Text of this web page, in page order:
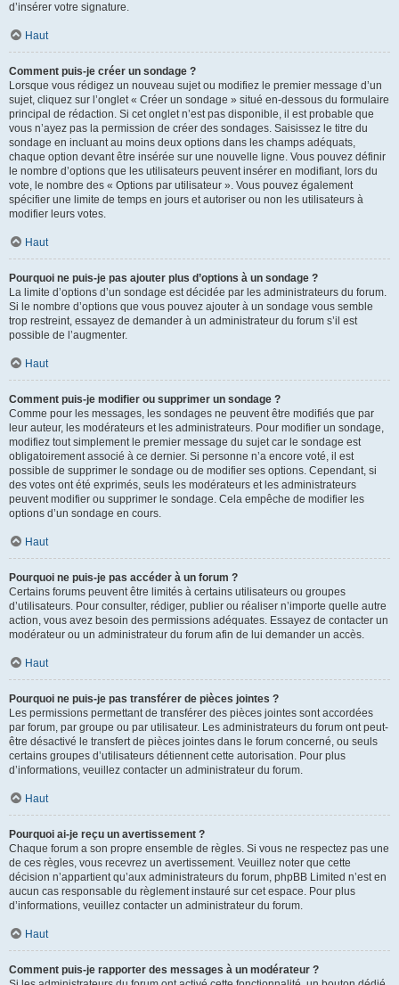
d’insérer votre signature.
Haut
Comment puis-je créer un sondage ?
Lorsque vous rédigez un nouveau sujet ou modifiez le premier message d’un
sujet, cliquez sur l’onglet « Créer un sondage » situé en-dessous du formulaire
principal de rédaction. Si cet onglet n’est pas disponible, il est probable que
vous n’ayez pas la permission de créer des sondages. Saisissez le titre du
sondage en incluant au moins deux options dans les champs adéquats,
chaque option devant être insérée sur une nouvelle ligne. Vous pouvez définir
le nombre d’options que les utilisateurs peuvent insérer en modifiant, lors du
vote, le nombre des « Options par utilisateur ». Vous pouvez également
spécifier une limite de temps en jours et autoriser ou non les utilisateurs à
modifier leurs votes.
Haut
Pourquoi ne puis-je pas ajouter plus d’options à un sondage ?
La limite d’options d’un sondage est décidée par les administrateurs du forum.
Si le nombre d’options que vous pouvez ajouter à un sondage vous semble
trop restreint, essayez de demander à un administrateur du forum s’il est
possible de l’augmenter.
Haut
Comment puis-je modifier ou supprimer un sondage ?
Comme pour les messages, les sondages ne peuvent être modifiés que par
leur auteur, les modérateurs et les administrateurs. Pour modifier un sondage,
modifiez tout simplement le premier message du sujet car le sondage est
obligatoirement associé à ce dernier. Si personne n’a encore voté, il est
possible de supprimer le sondage ou de modifier ses options. Cependant, si
des votes ont été exprimés, seuls les modérateurs et les administrateurs
peuvent modifier ou supprimer le sondage. Cela empêche de modifier les
options d’un sondage en cours.
Haut
Pourquoi ne puis-je pas accéder à un forum ?
Certains forums peuvent être limités à certains utilisateurs ou groupes
d’utilisateurs. Pour consulter, rédiger, publier ou réaliser n’importe quelle autre
action, vous avez besoin des permissions adéquates. Essayez de contacter un
modérateur ou un administrateur du forum afin de lui demander un accès.
Haut
Pourquoi ne puis-je pas transférer de pièces jointes ?
Les permissions permettant de transférer des pièces jointes sont accordées
par forum, par groupe ou par utilisateur. Les administrateurs du forum ont peut-
être désactivé le transfert de pièces jointes dans le forum concerné, ou seuls
certains groupes d’utilisateurs détiennent cette autorisation. Pour plus
d’informations, veuillez contacter un administrateur du forum.
Haut
Pourquoi ai-je reçu un avertissement ?
Chaque forum a son propre ensemble de règles. Si vous ne respectez pas une
de ces règles, vous recevrez un avertissement. Veuillez noter que cette
décision n’appartient qu’aux administrateurs du forum, phpBB Limited n’est en
aucun cas responsable du règlement instauré sur cet espace. Pour plus
d’informations, veuillez contacter un administrateur du forum.
Haut
Comment puis-je rapporter des messages à un modérateur ?